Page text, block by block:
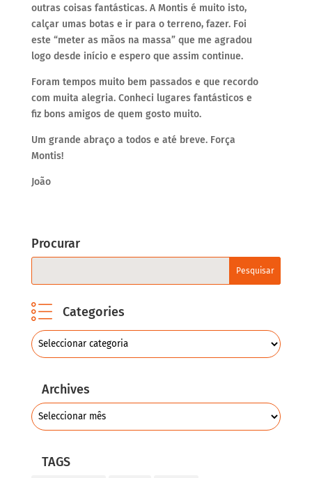
outras coisas fantásticas. A Montis é muito isto,
calçar umas botas e ir para o terreno, fazer. Foi
este “meter as mãos na massa” que me agradou
logo desde início e espero que assim continue.
Foram tempos muito bem passados e que recordo
com muita alegria. Conheci lugares fantásticos e
fiz bons amigos de quem gosto muito.
Um grande abraço a todos e até breve. Força
Montis!
João
Procurar
Categories
Archives
TAGS